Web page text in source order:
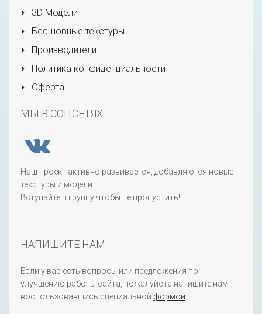
3D Модели
Бесшовные текстуры
Производители
Политика конфиденциальности
Оферта
МЫ В СОЦСЕТЯХ
Наш проект активно развивается, добавляются новые
текстуры и модели.
Вступайте в группу чтобы не пропустить!
НАПИШИТЕ НАМ
Если у вас есть вопросы или предложения по
улучшению работы сайта, пожалуйста напишите нам
воспользовавшись специальной формой.